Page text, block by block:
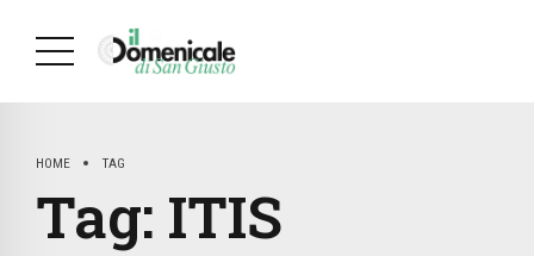
HOME TAG
Tag: ITIS